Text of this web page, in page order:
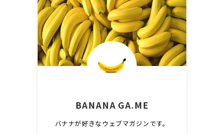
BANANA GA.ME
バナナが好きなウェブマガジンです。